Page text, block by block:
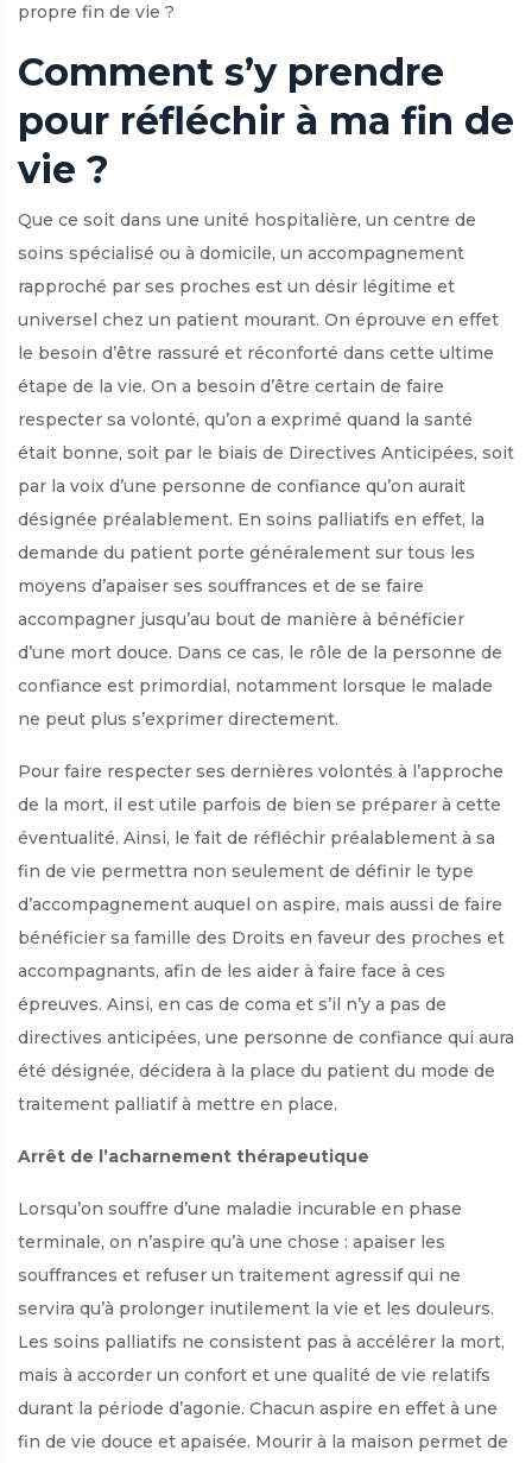
propre fin de vie ?
Comment s’y prendre
pour réfléchir à ma fin de
vie ?
Que ce soit dans une unité hospitalière, un centre de
soins spécialisé ou à domicile, un accompagnement
rapproché par ses proches est un désir légitime et
universel chez un patient mourant. On éprouve en effet
le besoin d’être rassuré et réconforté dans cette ultime
étape de la vie. On a besoin d’être certain de faire
respecter sa volonté, qu’on a exprimé quand la santé
était bonne, soit par le biais de Directives Anticipées, soit
par la voix d’une personne de confiance qu’on aurait
désignée préalablement. En soins palliatifs en effet, la
demande du patient porte généralement sur tous les
moyens d’apaiser ses souffrances et de se faire
accompagner jusqu’au bout de manière à bénéficier
d’une mort douce. Dans ce cas, le rôle de la personne de
confiance est primordial, notamment lorsque le malade
ne peut plus s’exprimer directement.
Pour faire respecter ses dernières volontés à l’approche
de la mort, il est utile parfois de bien se préparer à cette
éventualité. Ainsi, le fait de réfléchir préalablement à sa
fin de vie permettra non seulement de définir le type
d’accompagnement auquel on aspire, mais aussi de faire
bénéficier sa famille des Droits en faveur des proches et
accompagnants, afin de les aider à faire face à ces
épreuves. Ainsi, en cas de coma et s’il n’y a pas de
directives anticipées, une personne de confiance qui aura
été désignée, décidera à la place du patient du mode de
traitement palliatif à mettre en place.
Arrêt de l’acharnement thérapeutique
Lorsqu’on souffre d’une maladie incurable en phase
terminale, on n’aspire qu’à une chose : apaiser les
souffrances et refuser un traitement agressif qui ne
servira qu’à prolonger inutilement la vie et les douleurs.
Les soins palliatifs ne consistent pas à accélérer la mort,
mais à accorder un confort et une qualité de vie relatifs
durant la période d’agonie. Chacun aspire en effet à une
fin de vie douce et apaisée. Mourir à la maison permet de